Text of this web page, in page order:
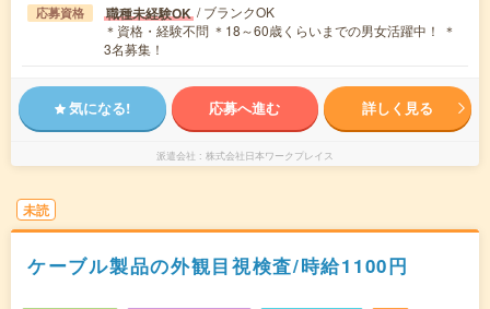
応募資格 職種未経験OK / ブランクOK
＊資格・経験不問 ＊18～60歳くらいまでの男女活躍中！ ＊
3名募集！
気になる! 応募へ進む 詳しく見る
派遣会社 株式会社日本ワークプレイス
未読
ケーブル製品の外観目視検査/時給1100円